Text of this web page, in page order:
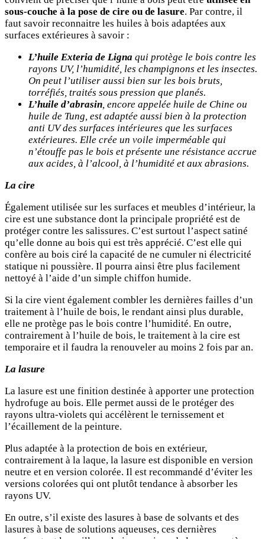
sous-couche à la pose de cire ou de lasure. Par contre, il
faut savoir reconnaitre les huiles à bois adaptées aux
surfaces extérieures à savoir :
L’huile Exteria de Ligna qui protège le bois contre les
rayons UV, l’humidité, les champignons et les insectes.
On peut l’utiliser aussi bien sur les bois bruts,
torréfiés, traités sous pression que planés.
L’huile d’abrasin, encore appelée huile de Chine ou
huile de Tung, est adaptée aussi bien à la protection
anti UV des surfaces intérieures que les surfaces
extérieures. Elle crée un voile imperméable qui
n’étouffe pas le bois et présente une résistance accrue
aux acides, à l’alcool, à l’humidité et aux abrasions.
La cire
Également utilisée sur les surfaces et meubles d’intérieur, la
cire est une substance dont la principale propriété est de
protéger contre les salissures. C’est surtout l’aspect satiné
qu’elle donne au bois qui est très apprécié. C’est elle qui
confère au bois ciré la capacité de ne cumuler ni électricité
statique ni poussière. Il pourra ainsi être plus facilement
nettoyé à l’aide d’un simple chiffon humide.
Si la cire vient également combler les dernières failles d’un
traitement à l’huile de bois, le rendant ainsi plus durable,
elle ne protège pas le bois contre l’humidité. En outre,
contrairement à l’huile de bois, le traitement à la cire est
temporaire et il faudra la renouveler au moins 2 fois par an.
La lasure
La lasure est une finition destinée à apporter une protection
hydrofuge au bois. Elle permet aussi de le protéger des
rayons ultra-violets qui accélèrent le ternissement et
l’écaillement de la peinture.
Plus adaptée à la protection de bois en extérieur,
contrairement à la laque, la lasure est disponible en version
neutre et en version colorée. Il est recommandé d’éviter les
versions colorées qui ont plutôt tendance à absorber les
rayons UV.
En outre, s’il existe des lasures à base de solvants et des
lasures à base de solutions aqueuses, ces dernières